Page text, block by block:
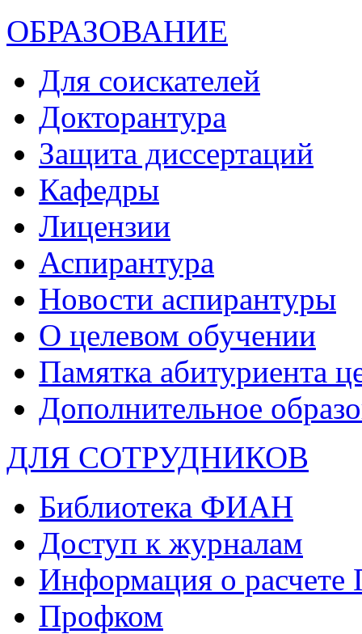
ОБРАЗОВАНИЕ
Для соискателей
Докторантура
Защита диссертаций
Кафедры
Лицензии
Аспирантура
Новости аспирантуры
О целевом обучении
Памятка абитуриента
Дополнительное
ДЛЯ СОТРУДНИКОВ
Библиотека ФИАН
Доступ к журналам
Информация о
Профком